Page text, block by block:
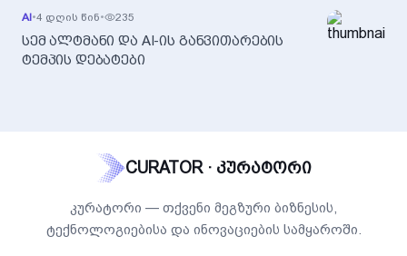
AI•4 დღის წინ• 235
სემ ალტმანი და AI-ის განვითარების
ტემპის დებატები
CURATOR · კურატორი
კურატორი — თქვენი მეგზური ბიზნესის,
ტექნოლოგიებისა და ინოვაციების სამყაროში.